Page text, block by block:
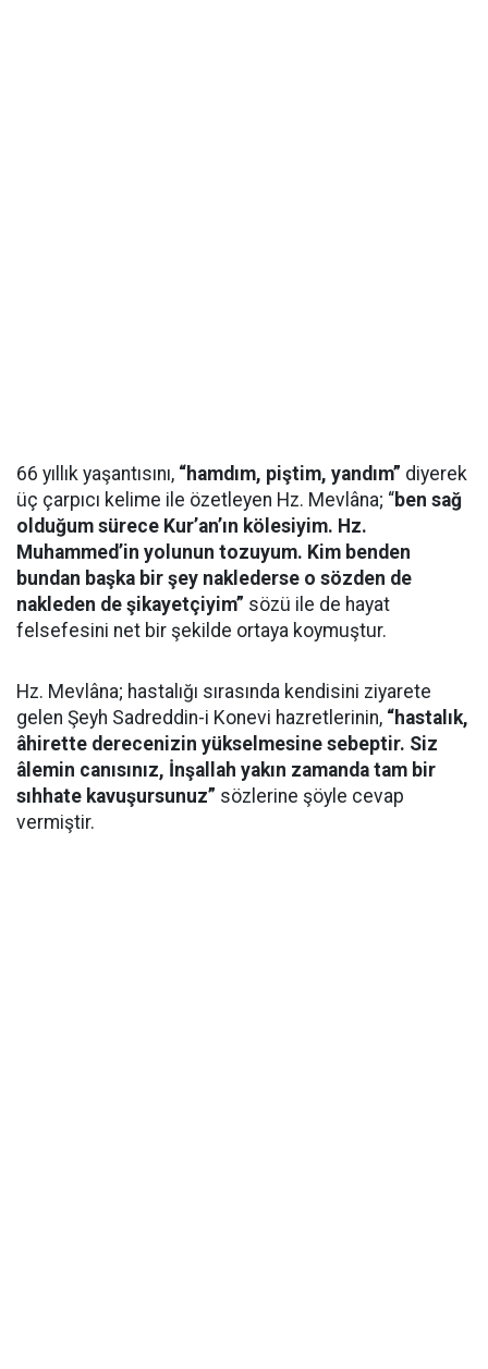
66 yıllık yaşantısını, “hamdım, piştim, yandım” diyerek
üç çarpıcı kelime ile özetleyen Hz. Mevlâna; “ben sağ
olduğum sürece Kur’an’ın kölesiyim. Hz.
Muhammed’in yolunun tozuyum. Kim benden
bundan başka bir şey naklederse o sözden de
nakleden de şikayetçiyim” sözü ile de hayat
felsefesini net bir şekilde ortaya koymuştur.
Hz. Mevlâna; hastalığı sırasında kendisini ziyarete
gelen Şeyh Sadreddin-i Konevi hazretlerinin, “hastalık,
âhirette derecenizin yükselmesine sebeptir. Siz
âlemin canısınız, İnşallah yakın zamanda tam bir
sıhhate kavuşursunuz” sözlerine şöyle cevap
vermiştir.